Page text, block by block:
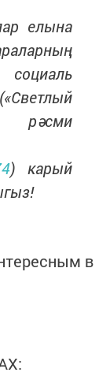
елына
социаль
рәсми
) карый
в